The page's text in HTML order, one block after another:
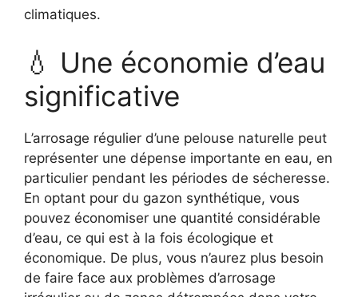
climatiques.
💧 Une économie d’eau
significative
L’arrosage régulier d’une pelouse naturelle peut
représenter une dépense importante en eau, en
particulier pendant les périodes de sécheresse.
En optant pour du gazon synthétique, vous
pouvez économiser une quantité considérable
d’eau, ce qui est à la fois écologique et
économique. De plus, vous n’aurez plus besoin
de faire face aux problèmes d’arrosage